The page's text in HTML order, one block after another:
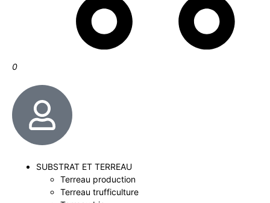
0
SUBSTRAT ET TERREAU
Terreau production
Terreau trufficulture